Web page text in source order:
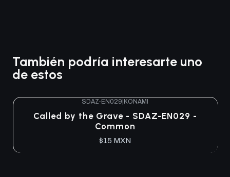
También podría interesarte uno
de estos
Agotado
SDAZ-EN029 KONAMI
Called by the Grave - SDAZ-EN029 -
Common
$15 MXN